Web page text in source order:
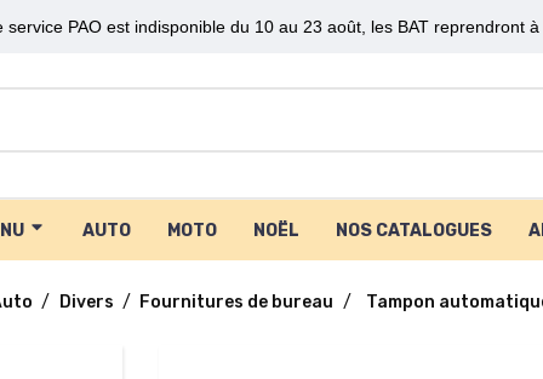
PAO est indisponible du 10 au 23 août, les BAT reprendront à
AUTO MOTO NOËL NOS CATALOGUES
Divers Fournitures de bureau Tampon